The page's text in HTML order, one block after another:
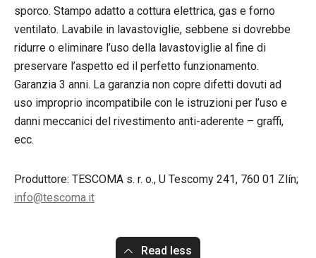
sporco. Stampo adatto a cottura elettrica, gas e forno
ventilato. Lavabile in lavastoviglie, sebbene si dovrebbe
ridurre o eliminare l’uso della lavastoviglie al fine di
preservare l’aspetto ed il perfetto funzionamento.
Garanzia 3 anni. La garanzia non copre difetti dovuti ad
uso improprio incompatibile con le istruzioni per l’uso e
danni meccanici del rivestimento anti-aderente – graffi,
ecc.
Produttore: TESCOMA s. r. o., U Tescomy 241, 760 01 Zlín;
info@tescoma.it
Read less